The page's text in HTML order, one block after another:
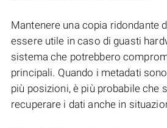
Mantenere una copia ridondante
essere utile in caso di guasti
sistema che potrebbero
principali. Quando i metadati
più posizioni, è più probabile che
recuperare i dati anche in